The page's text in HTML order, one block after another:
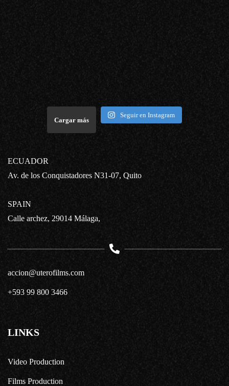
Cargar más
Seguir en Instagram
ECUADOR
Av. de los Conquistadores N31-07, Quito
SPAIN
Calle archez, 29014 Málaga,
accion@uterofilms.com
+593 99 800 3466
LINKS
Video Production
Films Production